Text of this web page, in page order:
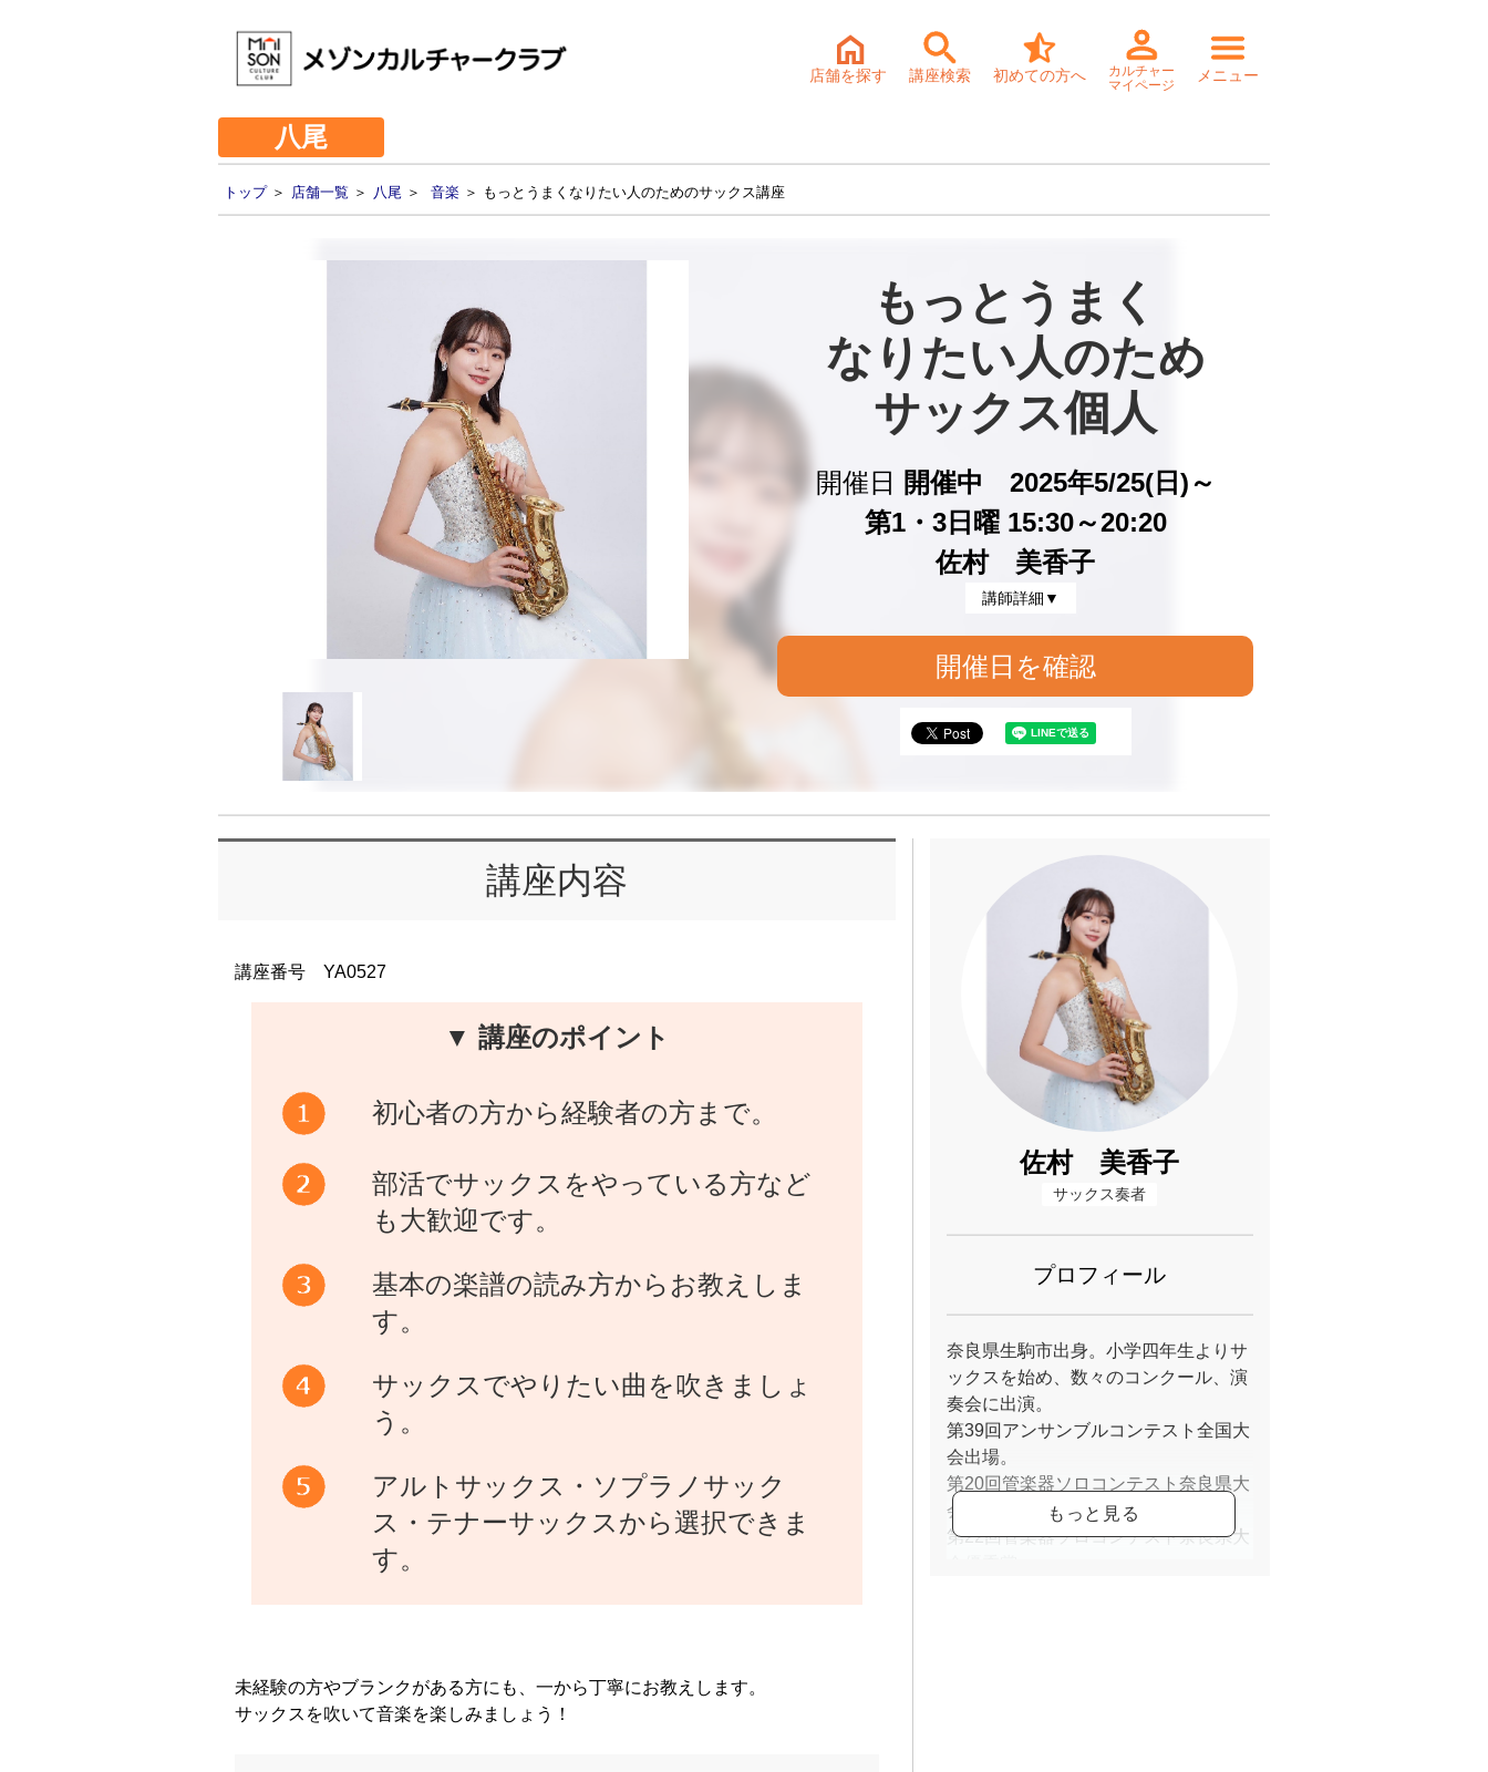
店舗を探す 講座検索 初めての方へ
カルチャー
マイページ
メニュー
八尾
トップ＞ 店舗一覧 ＞ 八尾 ＞ 音楽 ＞ もっとうまくなりたい人のためのサックス講座
もっとうまく
なりたい人のため
サックス個人
開催日
開催中 2025年5/25(日)～
第1・3日曜 15:30～20:20
佐村 美香子
講師詳細▼
開催日を確認
講座内容
講座番号 YA0527
▼ 講座のポイント
初心者の方から経験者の方まで。
部活でサックスをやっている方など
も大歓迎です。
基本の楽譜の読み方からお教えしま
す。
サックスでやりたい曲を吹きましょ
う。
アルトサックス・ソプラノサック
ス・テナーサックスから選択できま
す。
未経験の方やブランクがある方にも、一から丁寧にお教えします。
サックスを吹いて音楽を楽しみましょう！
佐村 美香子
サックス奏者
プロフィール
奈良県生駒市出身。小学四年生よりサ
ックスを始め、数々のコンクール、演
奏会に出演。
第39回アンサンブルコンテスト全国大
会出場。
第20回管楽器ソロコンテスト奈良県大
会奨励賞。
第22回管楽器ソロコンテスト奈良県大